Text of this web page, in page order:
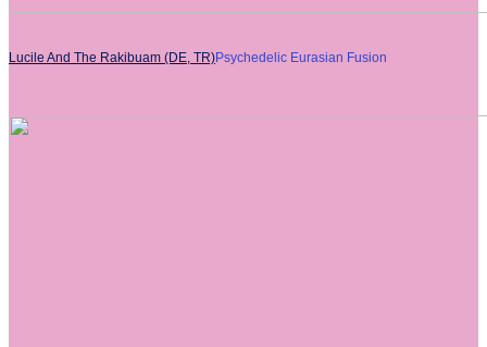
Lucile And The Rakibuam (DE, TR)Psychedelic Eurasian Fusion